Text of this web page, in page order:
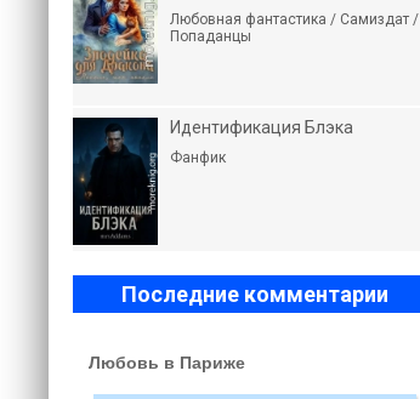
Любовная фантастика / Самиздат /
Попаданцы
Идентификация Блэка
Фанфик
Последние комментарии
Любовь в Париже